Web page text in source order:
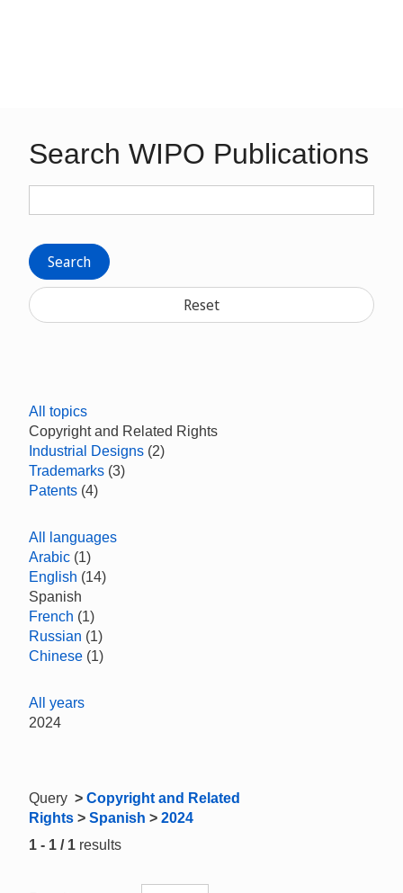
Search WIPO Publications
Search
Reset
All topics
Copyright and Related Rights
Industrial Designs (2)
Trademarks (3)
Patents (4)
All languages
Arabic (1)
English (14)
Spanish
French (1)
Russian (1)
Chinese (1)
All years
2024
Query > Copyright and Related
Rights > Spanish > 2024
1 - 1 / 1 results